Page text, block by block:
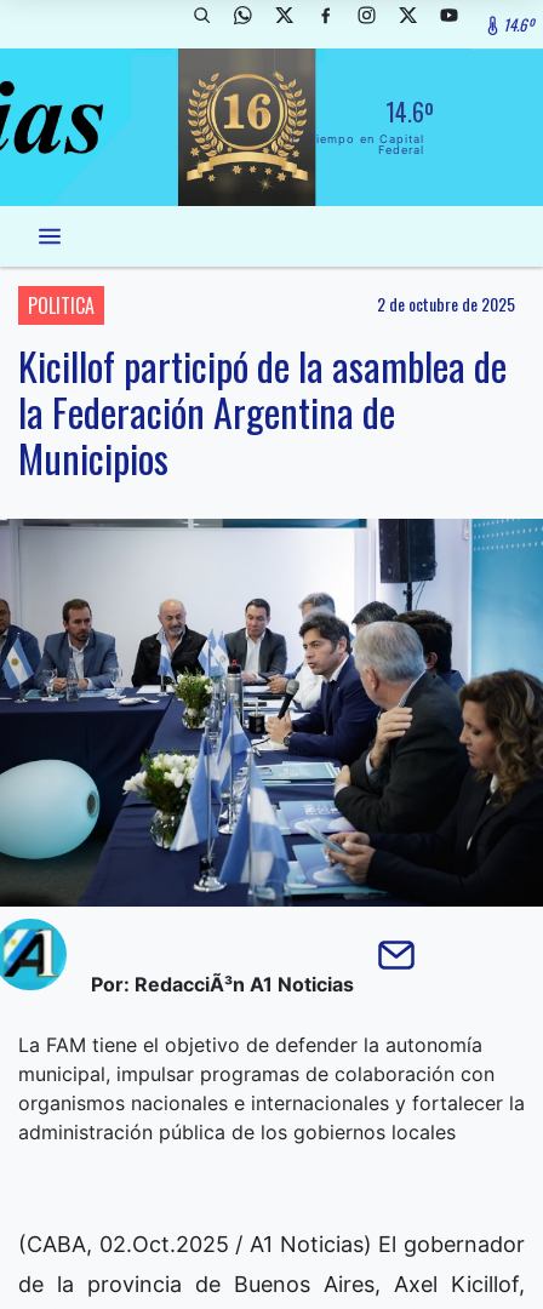
14.6º
14.6º
El Tiempo en Capital
Federal
POLITICA 2 de octubre de 2025
Kicillof participó de la asamblea de
la Federación Argentina de
Municipios
Por: RedacciÃ³n A1 Noticias
La FAM tiene el objetivo de defender la autonomía
municipal, impulsar programas de colaboración con
organismos nacionales e internacionales y fortalecer la
administración pública de los gobiernos locales
(CABA, 02.Oct.2025 / A1 Noticias) El gobernador
de la provincia de Buenos Aires, Axel Kicillof,